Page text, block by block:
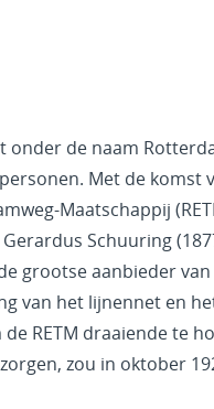
onder de naam
Met de
Maatschappij
Schuuring
grootse aanbieder
van het lijnennet en
RETM draaiende te
zou in oktober